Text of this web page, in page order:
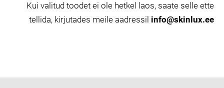
Kui valitud toodet ei ole hetkel laos, saate selle ette
tellida, kirjutades meile aadressil info@skinlux.ee